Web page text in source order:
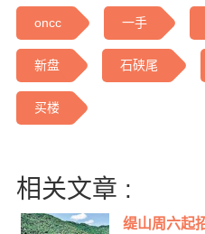
oncc 一手
新盘 石硖尾
买楼
相关文章 :
缇山周六起